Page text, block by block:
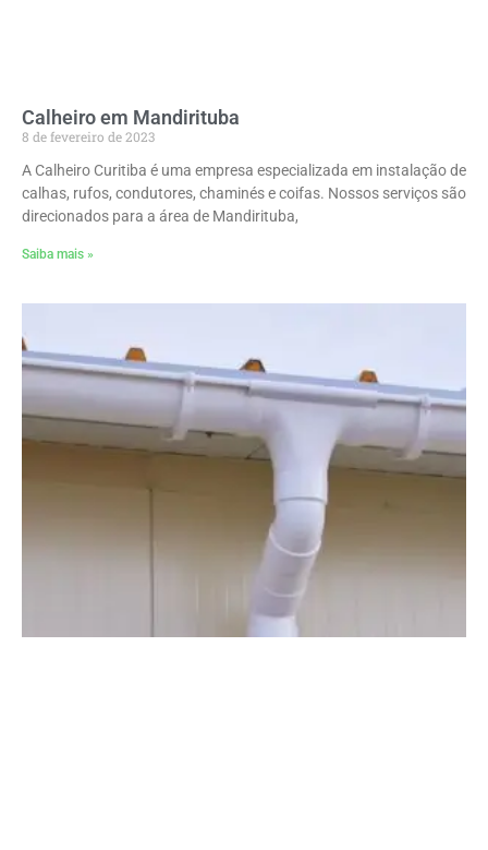
Calheiro em Mandirituba
8 de fevereiro de 2023
A Calheiro Curitiba é uma empresa especializada em instalação de
calhas, rufos, condutores, chaminés e coifas. Nossos serviços são
direcionados para a área de Mandirituba,
Saiba mais »